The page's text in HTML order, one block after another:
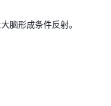
脑形成条件反射。